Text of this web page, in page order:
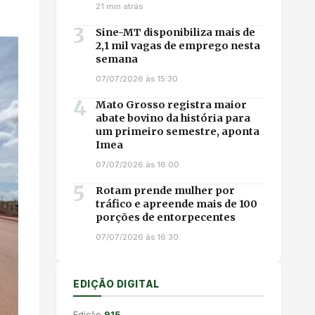
21 min atrás
3
Sine-MT disponibiliza mais de
2,1 mil vagas de emprego nesta
semana
07/07/2026 às 15:30
4
Mato Grosso registra maior
abate bovino da história para
um primeiro semestre, aponta
Imea
07/07/2026 às 16:00
5
Rotam prende mulher por
tráfico e apreende mais de 100
porções de entorpecentes
07/07/2026 às 16:30
EDIÇÃO DIGITAL